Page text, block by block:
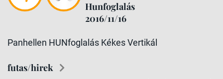
Hunfoglalás
2016/11/16
Panhellen HUNfoglalás Kékes Vertikál
futas/hirek